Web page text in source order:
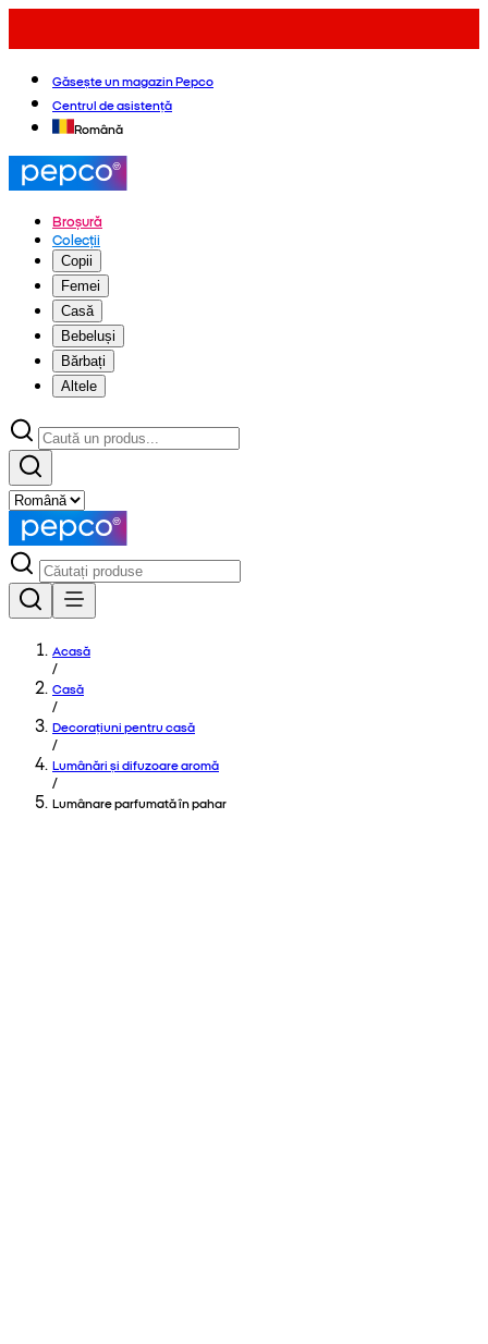
Găsește un magazin Pepco
Centrul de asistență
Română
Broșură
Colecții
Copii
Femei
Casă
Bebeluși
Bărbați
Altele
Acasă
/
Casă
/
Decorațiuni pentru casă
/
Lumânări și difuzoare aromă
/
Lumânare parfumată în pahar